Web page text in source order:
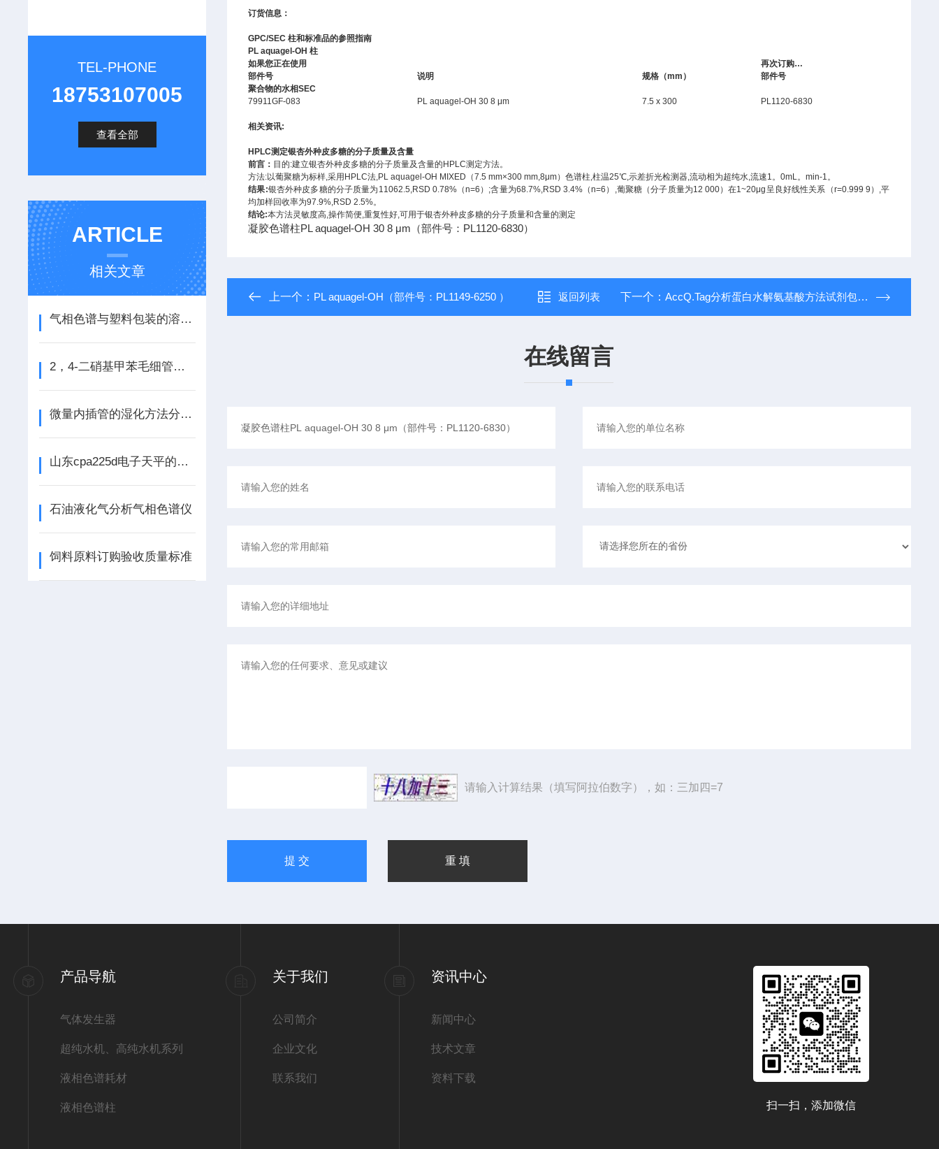
TEL-PHONE
18753107005
查看全部
ARTICLE
相关文章
气相色谱与塑料包装的溶剂残留量检测
2，4-二硝基甲苯毛细管色谱分析方法
微量内插管的湿化方法分为哪两类
山东cpa225d电子天平的使用环境和维护保养
石油液化气分析气相色谱仪
饲料原料订购验收质量标准
订货信息：
GPC/SEC 柱和标准品的参照指南
PL aquagel-OH 柱
如果您正在使用
再次订购…
部件号
说明 规格（mm）
部件号
聚合物的水相SEC
79911GF-083
PL aquagel-OH 30 8 μm 7.5 x 300 PL1120-6830
相关资讯:
HPLC测定银杏外种皮多糖的分子质量及含量
前言： 目的:建立银杏外种皮多糖的分子质量及含量的HPLC测定方法。
方法:以葡聚糖为标样,采用HPLC法,PL aquagel-OH MIXED（7.5 mm×300 mm,8μm）色谱柱,柱温25℃,示差折光检测器,流动相为超纯水,流速1。0mL。min-1。
结果:银杏外种皮多糖的分子质量为11062.5,RSD 0.78%（n=6）;含量为68.7%,RSD 3.4%（n=6）,葡聚糖（分子质量为12 000）在1~20μg呈良好线性关系（r=0.999 9）,平
均加样回收率为97.9%,RSD 2.5%。
结论:本方法灵敏度高,操作简便,重复性好,可用于银杏外种皮多糖的分子质量和含量的测定
凝胶色谱柱PL aquagel-OH 30 8 μm（部件号：PL1120-6830）
上一个： PL aquagel-OH（部件号：PL1149-6250 ） 返回列表 下一个： AccQ.Tag分析蛋白水解氨基酸方法试剂包（部件号：Wat052875）
在线留言
请输入计算结果（填写阿拉伯数字），如：三加四=7
产品导航
气体发生器
超纯水机、高纯水机系列
液相色谱耗材
液相色谱柱
关于我们
公司简介
企业文化
联系我们
资讯中心
新闻中心
技术文章
资料下载
扫一扫，添加微信